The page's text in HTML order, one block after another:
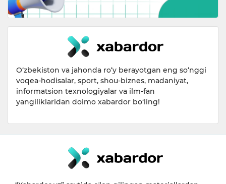
O‘zbekiston va jahonda ro‘y berayotgan eng so‘nggi
voqea-hodisalar, sport, shou-biznes, madaniyat,
informatsion texnologiyalar va ilm-fan
yangiliklaridan doimo xabardor bo‘ling!